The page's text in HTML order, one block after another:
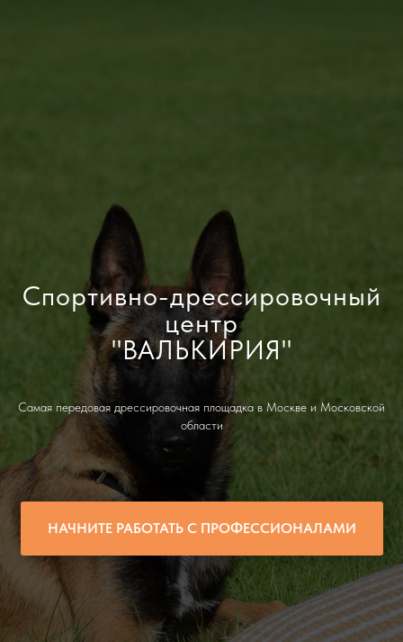
Спортивно-дрессировочный
центр
"ВАЛЬКИРИЯ"
Самая передовая дрессировочная площадка в Москве и Московской
области
НАЧНИТЕ РАБОТАТЬ С ПРОФЕССИОНАЛАМИ